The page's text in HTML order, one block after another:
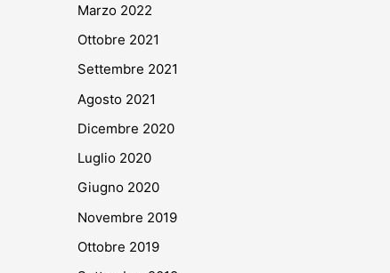
Marzo 2022
Ottobre 2021
Settembre 2021
Agosto 2021
Dicembre 2020
Luglio 2020
Giugno 2020
Novembre 2019
Ottobre 2019